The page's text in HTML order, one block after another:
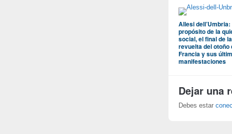
Allesi
propósito de la
social, el final de
revuelta del otoño
Francia y sus
manifestaciones
Dejar una
Debes estar